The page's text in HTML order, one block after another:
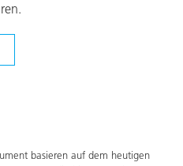
basieren auf dem heutigen